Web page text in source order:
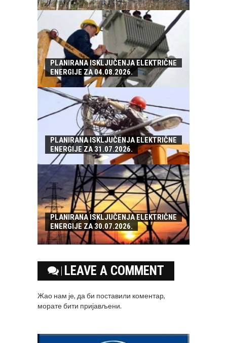
PLANIRANA ISKLJUČENJA ELEKTRIČNE
ENERGIJE ZA 04.08.2026.
PLANIRANA ISKLJUČENJA ELEKTRIČNE
ENERGIJE ZA 31.07.2026.
PLANIRANA ISKLJUČENJA ELEKTRIČNE
ENERGIJE ZA 30.07.2026.
LEAVE A COMMENT
Жао нам је, да би поставили коментар,
моратебити пријављени.